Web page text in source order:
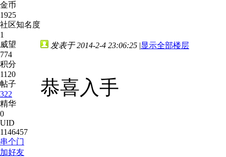
金币
1925
社区知名度
1
威望
774
积分
1120
帖子
322
精华
0
UID
1146457
串个门
加好友
发表于 2014-2-4 23:06:25 |显示全部楼层
恭喜入手